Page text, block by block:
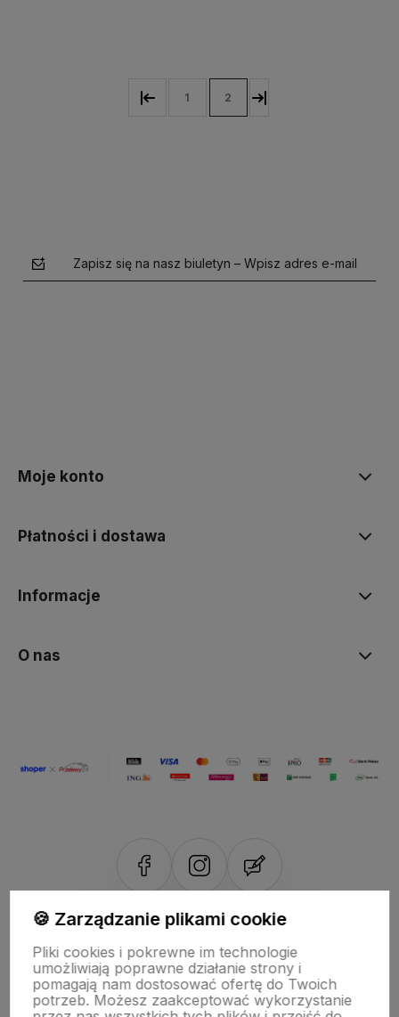
1 2
Zapisz się na nasz biuletyn – Wpisz adres e-mail
Moje konto
Płatności i dostawa
Informacje
O nas
NASZE ODZNAKI
wyróżnienia są przyznawane przez
🍪 Zarządzanie plikami cookie
Pliki cookies i pokrewne im technologie
umożliwiają poprawne działanie strony i
pomagają nam dostosować ofertę do Twoich
potrzeb. Możesz zaakceptować wykorzystanie